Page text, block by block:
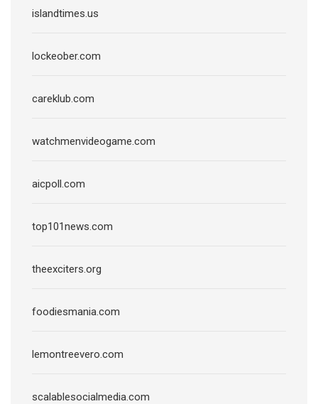
islandtimes.us
lockeober.com
careklub.com
watchmenvideogame.com
aicpoll.com
top101news.com
theexciters.org
foodiesmania.com
lemontreevero.com
scalablesocialmedia.com